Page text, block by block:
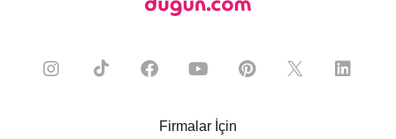
Firmalar İçin